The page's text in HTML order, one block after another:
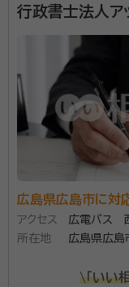
させていただきま
資格等：行政書士
広島県行政
行政書士法人ア
広島県広島市に対
アクセス
広電バス
町2丁目
所在地 広島県広
\「いい